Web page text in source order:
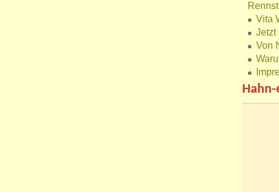
Vita
Jetzt
Von
Hahn-